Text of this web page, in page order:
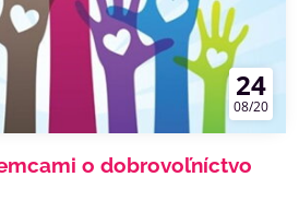
24
08/20
o dobrovoľníctvo